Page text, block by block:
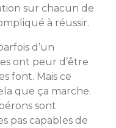
sur chacun de
à réussir.
d’un
ont peur d’être
font. Mais ce
que ça marche.
sont
pas capables de